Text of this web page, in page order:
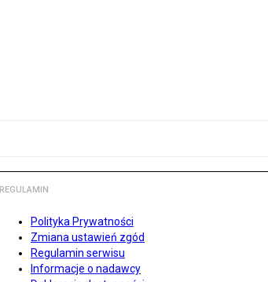
REGULAMIN
Polityka Prywatności
Zmiana ustawień zgód
Regulamin serwisu
Informacje o nadawcy